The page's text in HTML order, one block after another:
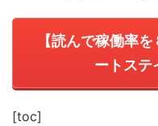
【読んで稼働率
ートステ
[toc]